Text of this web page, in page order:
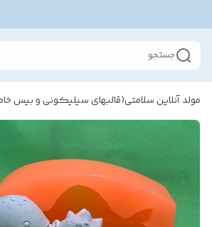
جستجو
مولد آنلاین سلامتی(قالبهای سیلیکونی و بیس